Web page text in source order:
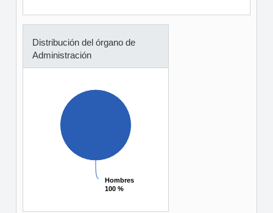
Distribución del órgano de
Administración
Hombres
100 %
Hombres
100 %